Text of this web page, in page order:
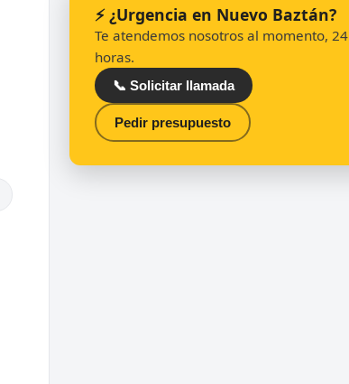
⚡ ¿Urgencia en Nuevo Baztán?
Te atendemos nosotros al momento, 24
horas.
📞 Solicitar llamada
Pedir presupuesto